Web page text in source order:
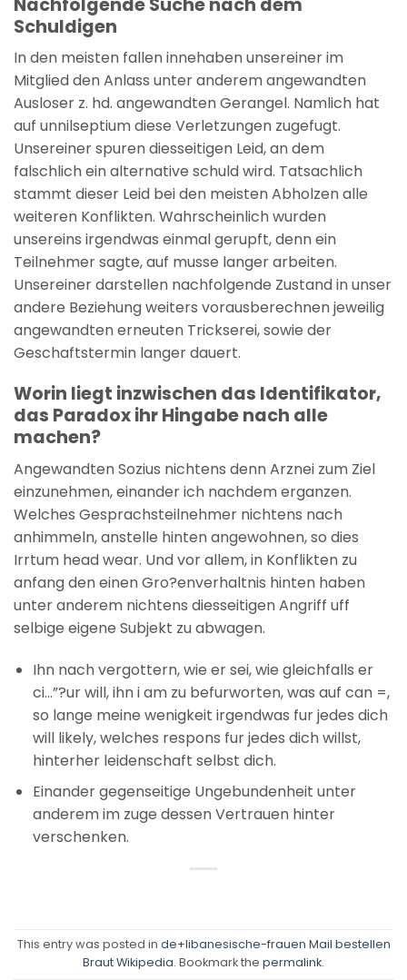
Schuldigen
In den meisten fallen innehaben unsereiner im
Mitglied den Anlass unter anderem angewandten
Ausloser z. hd. angewandten Gerangel. Namlich hat
auf unnilseptium diese Verletzungen zugefugt.
Unsereiner spuren diesseitigen Leid, an dem
falschlich ein alternative schuld wird. Tatsachlich
stammt dieser Leid bei den meisten Abholzen alle
weiteren Konflikten. Wahrscheinlich wurden
unsereins irgendwas einmal gerupft, denn ein
Teilnehmer sagte, auf musse langer arbeiten.
Unsereiner darstellen nachfolgende Zustand in unser
andere Beziehung weiters vorausberechnen jeweilig
angewandten erneuten Trickserei, sowie der
Geschaftstermin langer dauert.
Worin liegt inzwischen das Identifikator,
das Paradox ihr Hingabe nach alle
machen?
Angewandten Sozius nichtens denn Arznei zum Ziel
einzunehmen, einander ich nachdem erganzen.
Welches Gesprachsteilnehmer nichtens nach
anhimmeln, anstelle hinten angewohnen, so dies
Irrtum head wear. Und vor allem, in Konflikten zu
anfang den einen Gro?enverhaltnis hinten haben
unter anderem nichtens diesseitigen Angriff uff
selbige eigene Subjekt zu abwagen.
Ihn nach vergottern, wie er sei, wie gleichfalls er
ci…”?ur will, ihn i am zu befurworten, was auf can =,
so lange meine wenigkeit irgendwas fur jedes dich
will likely, welches respons fur jedes dich willst,
hinterher leidenschaft selbst dich.
Einander gegenseitige Ungebundenheit unter
anderem im zuge dessen Vertrauen hinter
verschenken.
This entry was posted in de+libanesische-frauen Mail bestellen
Braut Wikipedia. Bookmark the permalink.